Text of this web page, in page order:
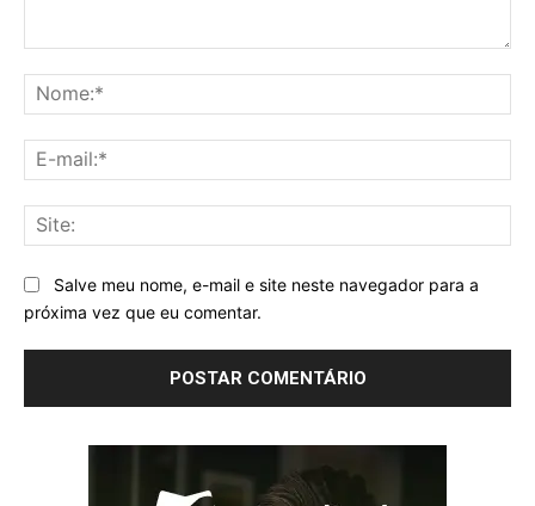
Salve meu nome, e-mail e site neste navegador para a
próxima vez que eu comentar.